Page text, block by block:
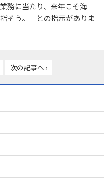
務に当たり、来年こそ海
そう。』との指示がありま
次の記事へ ›